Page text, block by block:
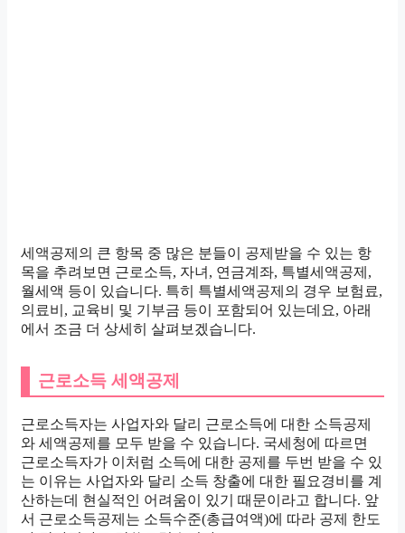
세액공제의 큰 항목 중 많은 분들이 공제받을 수 있는 항
목을 추려보면 근로소득, 자녀, 연금계좌, 특별세액공제,
월세액 등이 있습니다. 특히 특별세액공제의 경우 보험료,
의료비, 교육비 및 기부금 등이 포함되어 있는데요, 아래
에서 조금 더 상세히 살펴보겠습니다.
근로소득 세액공제
근로소득자는 사업자와 달리 근로소득에 대한 소득공제
와 세액공제를 모두 받을 수 있습니다. 국세청에 따르면
근로소득자가 이처럼 소득에 대한 공제를 두번 받을 수 있
는 이유는 사업자와 달리 소득 창출에 대한 필요경비를 계
산하는데 현실적인 어려움이 있기 때문이라고 합니다. 앞
서 근로소득공제는 소득수준(총급여액)에 따라 공제 한도